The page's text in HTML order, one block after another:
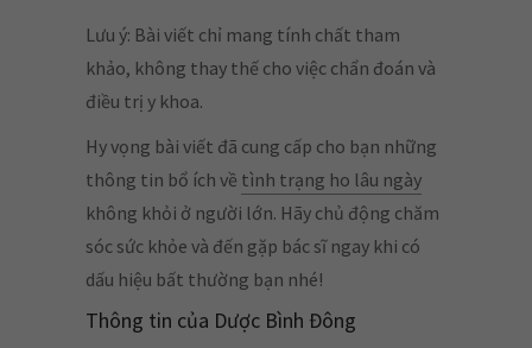
Lưu ý: Bài viết chỉ mang tính chất tham
khảo, không thay thế cho việc chẩn đoán và
điều trị y khoa.
Hy vọng bài viết đã cung cấp cho bạn những
thông tin bổ ích về tình trạng ho lâu ngày
không khỏi ở người lớn. Hãy chủ động chăm
sóc sức khỏe và đến gặp bác sĩ ngay khi có
dấu hiệu bất thường bạn nhé!
Thông tin của Dược Bình Đông